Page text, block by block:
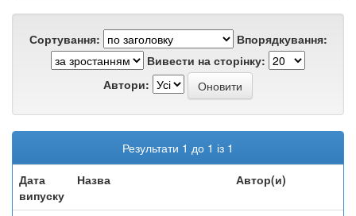
Сортування:
Впорядкування:
Вивести на сторінку:
Автори:
Результати 1 до 1 із 1
Дата
випуску
Назва Автор(и)